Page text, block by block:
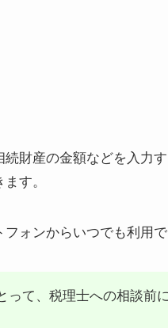
財産の金額などを入力す
す。
ォンからいつでも利用で
て、税理士への相談前